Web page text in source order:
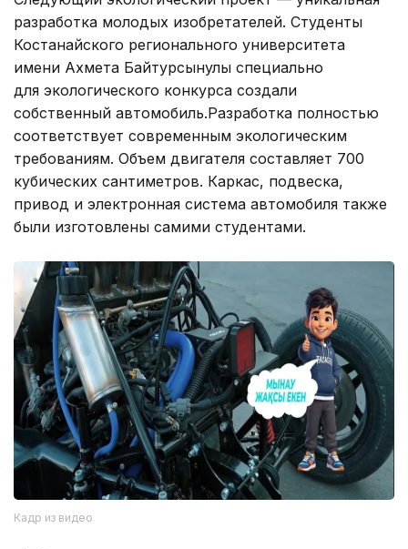
разработка молодых изобретателей. Студенты
Костанайского регионального университета
имени Ахмета Байтурсынулы специально
для экологического конкурса создали
собственный автомобиль.Разработка полностью
соответствует современным экологическим
требованиям. Объем двигателя составляет 700
кубических сантиметров. Каркас, подвеска,
привод и электронная система автомобиля также
были изготовлены самими студентами.
Кадр из видео